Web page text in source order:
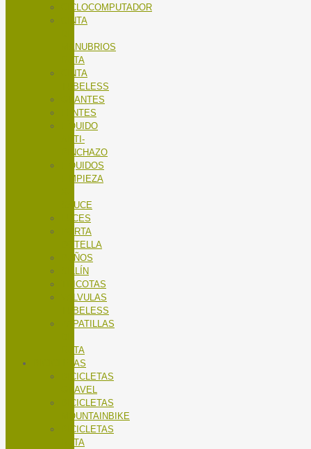
CICLOCOMPUTADOR
CINTA
MANUBRIOS
RUTA
CINTA
TUBELESS
GUANTES
LENTES
LÍQUIDO
ANTI-
PINCHAZO
LÍQUIDOS
LIMPIEZA
SAUCE
LUCES
PORTA
BOTELLA
PUÑOS
SILLÍN
TRICOTAS
VALVULAS
TUBELESS
ZAPATILLAS
RUTA
BICICLETAS
BICICLETAS
GRAVEL
BICICLETAS
MOUNTAINBIKE
BICICLETAS
RUTA